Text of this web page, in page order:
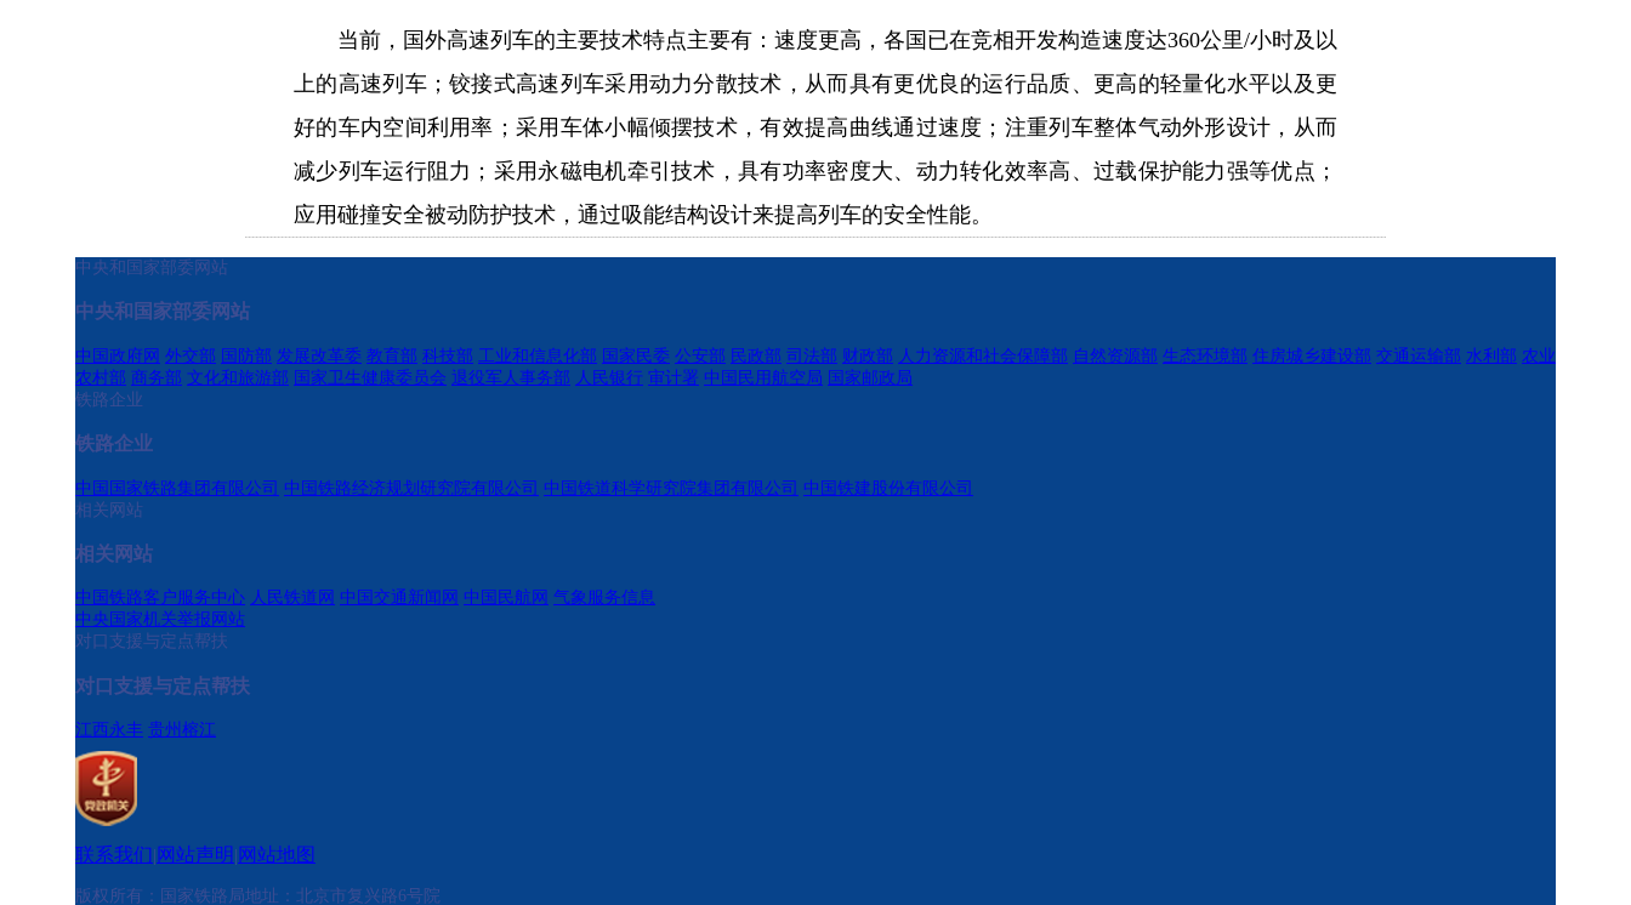
当前，国外高速列车的主要技术特点主要有：速度更高，各国已在竞相开发构造速度达360公里/小时及以
上的高速列车；铰接式高速列车采用动力分散技术，从而具有更优良的运行品质、更高的轻量化水平以及更
好的车内空间利用率；采用车体小幅倾摆技术，有效提高曲线通过速度；注重列车整体气动外形设计，从而
减少列车运行阻力；采用永磁电机牵引技术，具有功率密度大、动力转化效率高、过载保护能力强等优点；
应用碰撞安全被动防护技术，通过吸能结构设计来提高列车的安全性能。
中央和国家部委网站
中央和国家部委网站
中国政府网 外交部 国防部 发展改革委 教育部 科技部 工业和信息化部 国家民委 公安部 民政部 司法部 财政部 人力资源和社会保障部 自然资源部 生态环境部 住房城乡建设部 交通运输部 水利部 农业
农村部 商务部 文化和旅游部 国家卫生健康委员会 退役军人事务部 人民银行 审计署 中国民用航空局 国家邮政局
铁路企业
铁路企业
中国国家铁路集团有限公司 中国铁路经济规划研究院有限公司 中国铁道科学研究院集团有限公司 中国铁建股份有限公司
相关网站
相关网站
中国铁路客户服务中心 人民铁道网 中国交通新闻网 中国民航网 气象服务信息
中央国家机关举报网站
对口支援与定点帮扶
对口支援与定点帮扶
江西永丰 贵州榕江
联系我们 网站声明 网站地图
版权所有：国家铁路局地址：北京市复兴路6号院